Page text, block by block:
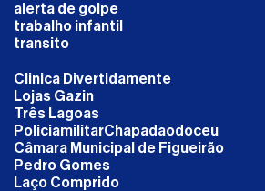
alerta de golpe
trabalho infantil
transito
Clinica Divertidamente
Lojas Gazin
Três Lagoas
PoliciamilitarChapadaodoceu
Câmara Municipal de Figueirão
Pedro Gomes
Laço Comprido